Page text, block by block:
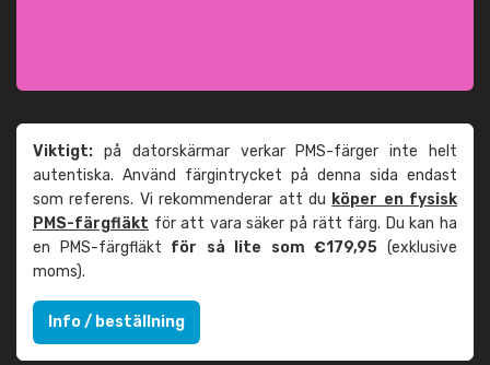
Viktigt: på datorskärmar verkar PMS-färger inte helt
autentiska. Använd färgintrycket på denna sida endast
som referens. Vi rekommenderar att du köper en fysisk
PMS-färgfläkt för att vara säker på rätt färg. Du kan ha
en PMS-färgfläkt för så lite som €179,95 (exklusive
moms).
Info / beställning